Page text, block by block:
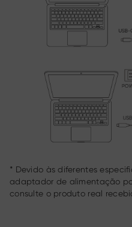
* Devido às diferentes
adaptador de alimentação
consulte o produto real